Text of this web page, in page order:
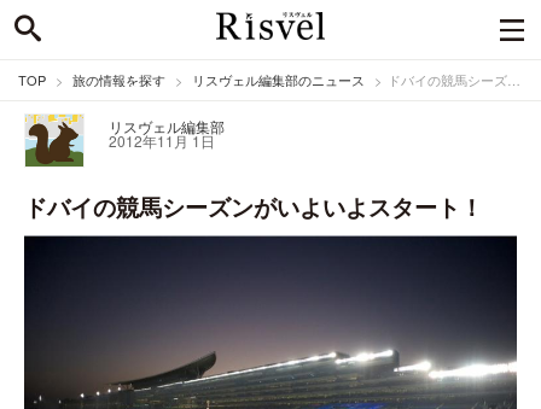
TOP 旅の情報を探す リスヴェル編集部のニュース ドバイの競馬シーズンがいよいよスタート！
リスヴェル編集部
2012年11月 1日
ドバイの競馬シーズンがいよいよスタート！